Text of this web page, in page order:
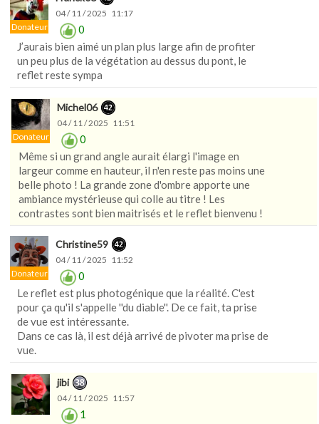
Donateur
04 / 11 / 2025 11:17
0
J’aurais bien aimé un plan plus large afin de profiter
un peu plus de la végétation au dessus du pont, le
reflet reste sympa
Donateur
Michel06
04 / 11 / 2025 11:51
0
Même si un grand angle aurait élargi l'image en
largeur comme en hauteur, il n'en reste pas moins une
belle photo ! La grande zone d'ombre apporte une
ambiance mystérieuse qui colle au titre ! Les
contrastes sont bien maitrisés et le reflet bienvenu !
Donateur
Christine59
04 / 11 / 2025 11:52
0
Le reflet est plus photogénique que la réalité. C'est
pour ça qu'il s'appelle ''du diable''. De ce fait, ta prise
de vue est intéressante.
Dans ce cas là, il est déjà arrivé de pivoter ma prise de
vue.
jibi
04 / 11 / 2025 11:57
1